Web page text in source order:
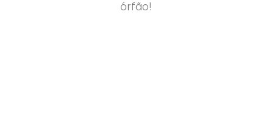
órfão!